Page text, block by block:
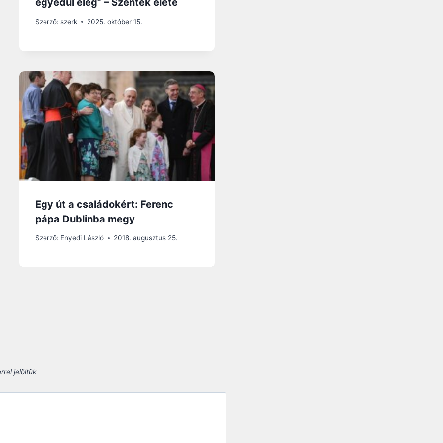
egyedül elég” – Szentek élete
Szerző: szerk 2025. október 15.
Egy út a családokért: Ferenc
pápa Dublinba megy
Szerző: Enyedi László 2018. augusztus 25.
jelöltük